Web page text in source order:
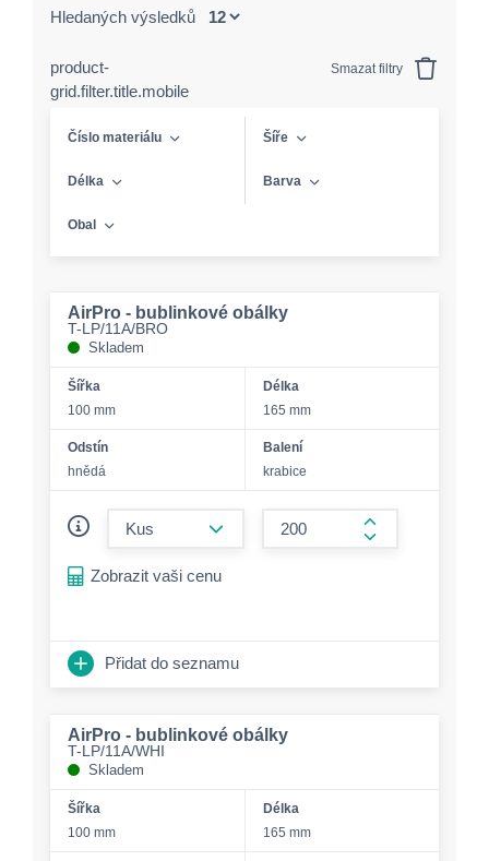
Hledaných výsledků
product-
grid.filter.title.mobile
Smazat filtry
Číslo materiálu Šíře
Délka Barva
Obal
AirPro - bublinkové obálky
T-LP/11A/BRO
Skladem
Šířka
100 mm
Délka
165 mm
Odstín
hnědá
Balení
krabice
form.increase-
Zobrazit vaši cenu
Přidat do seznamu
AirPro - bublinkové obálky
T-LP/11A/WHI
Skladem
Šířka
100 mm
Délka
165 mm